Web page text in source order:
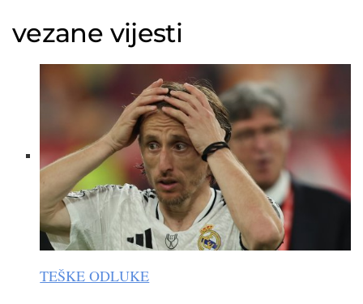
vezane vijesti
TEŠKE ODLUKE